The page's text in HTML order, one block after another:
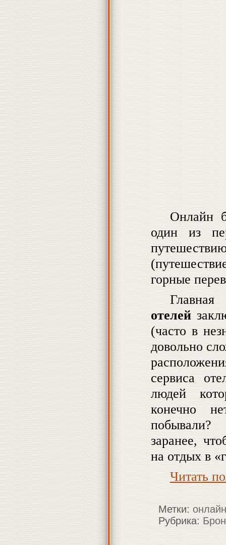
Онлайн
один из
горные
отелей
(часто в
довольно
сервиса
людей
конечно
побывали?
заранее,
на отдых в
Читать
Метки:
Рубрика: